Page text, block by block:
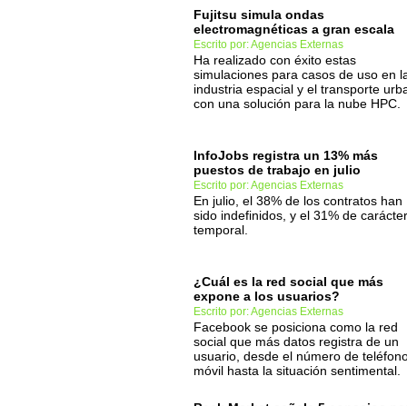
Fujitsu simula ondas
electromagnéticas a gran escala
Escrito por: Agencias Externas
Ha realizado con éxito estas
simulaciones para casos de uso en
industria espacial y el transporte
con una solución para la nube HPC.
InfoJobs registra un 13% más
puestos de trabajo en julio
Escrito por: Agencias Externas
En julio, el 38% de los contratos han
sido indefinidos, y el 31% de carácter
temporal.
¿Cuál es la red social que más
expone a los usuarios?
Escrito por: Agencias Externas
Facebook se posiciona como la red
social que más datos registra de un
usuario, desde el número de
móvil hasta la situación sentimental.